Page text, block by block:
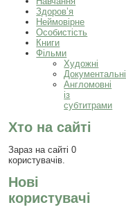
Здоров’я
Неймовірне
Особистість
Книги
Фільми
Художні
Документальні
Англомовні
із
субтитрами
Хто на сайті
Зараз на сайті 0
користувачів.
Нові
користувачі